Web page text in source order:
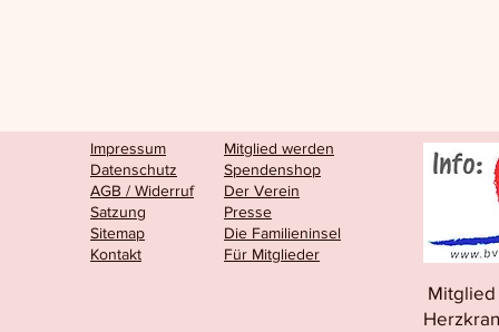
Impressum
Datenschutz
AGB / Widerruf
Satzung
Sitemap
Kontakt
Mitglied werden
Spendenshop
Der Verein
Presse
Die Familieninsel
Für Mitglieder